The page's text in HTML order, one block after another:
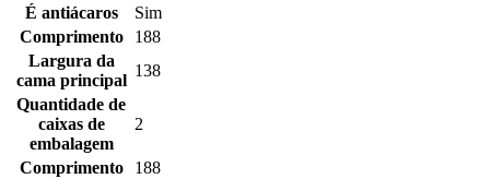
É antiácaros
Sim
Comprimento
188
Largura da
cama principal
138
Quantidade de
caixas de
embalagem
2
Comprimento
188